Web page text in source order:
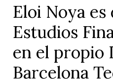
Eloi Noya
Estudios
en el propio
Barcelona